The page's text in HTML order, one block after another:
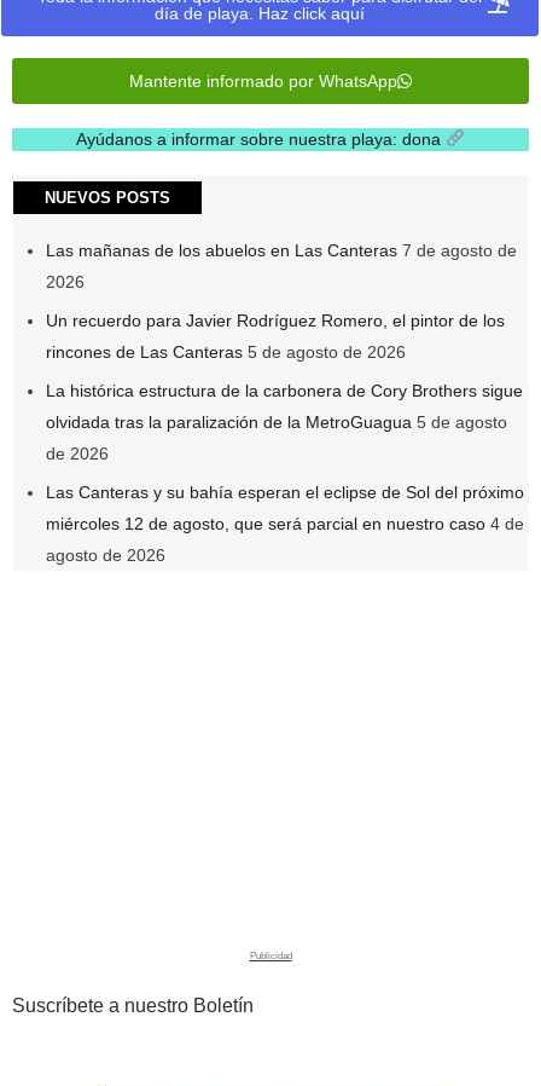
día de playa. Haz click aquí
Mantente informado por WhatsApp
Ayúdanos a informar sobre nuestra playa: dona
NUEVOS POSTS
.
Las mañanas de los abuelos en Las Canteras 7 de agosto de
2026
Un recuerdo para Javier Rodríguez Romero, el pintor de los
rincones de Las Canteras 5 de agosto de 2026
La histórica estructura de la carbonera de Cory Brothers sigue
olvidada tras la paralización de la MetroGuagua 5 de agosto
de 2026
Las Canteras y su bahía esperan el eclipse de Sol del próximo
miércoles 12 de agosto, que será parcial en nuestro caso 4 de
agosto de 2026
Suscríbete a nuestro Boletín